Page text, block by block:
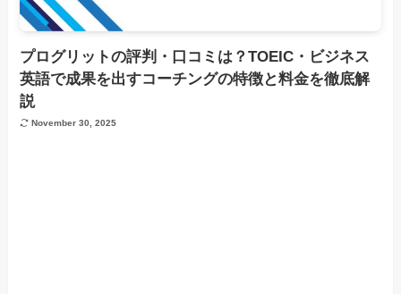
プログリットの評判・口コミは？TOEIC・ビジネス
英語で成果を出すコーチングの特徴と料金を徹底解
説
November 30, 2025